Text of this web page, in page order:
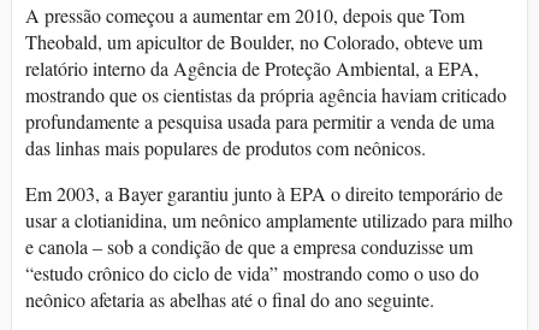
A pressão começou a aumentar em 2010, depois que Tom
Theobald, um apicultor de Boulder, no Colorado, obteve um
relatório interno da Agência de Proteção Ambiental, a EPA,
mostrando que os cientistas da própria agência haviam criticado
profundamente a pesquisa usada para permitir a venda de uma
das linhas mais populares de produtos com neônicos.
Em 2003, a Bayer garantiu junto à EPA o direito temporário de
usar a clotianidina, um neônico amplamente utilizado para milho
e canola – sob a condição de que a empresa conduzisse um
“estudo crônico do ciclo de vida” mostrando como o uso do
neônico afetaria as abelhas até o final do ano seguinte.